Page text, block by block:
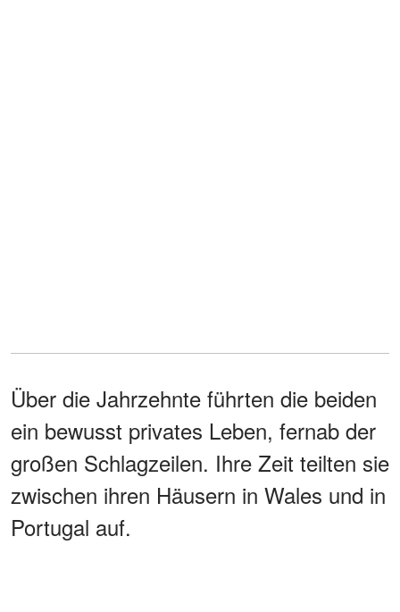
Über die Jahrzehnte führten die beiden
ein bewusst privates Leben, fernab der
großen Schlagzeilen. Ihre Zeit teilten sie
zwischen ihren Häusern in Wales und in
Portugal auf.